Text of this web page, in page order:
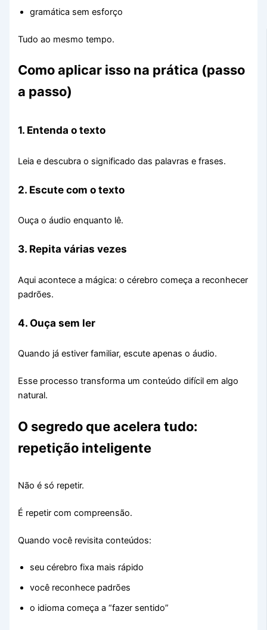
gramática sem esforço
Tudo ao mesmo tempo.
Como aplicar isso na prática (passo
a passo)
1. Entenda o texto
Leia e descubra o significado das palavras e frases.
2. Escute com o texto
Ouça o áudio enquanto lê.
3. Repita várias vezes
Aqui acontece a mágica: o cérebro começa a reconhecer
padrões.
4. Ouça sem ler
Quando já estiver familiar, escute apenas o áudio.
Esse processo transforma um conteúdo difícil em algo
natural.
O segredo que acelera tudo:
repetição inteligente
Não é só repetir.
É repetir com compreensão.
Quando você revisita conteúdos:
seu cérebro fixa mais rápido
você reconhece padrões
o idioma começa a “fazer sentido”